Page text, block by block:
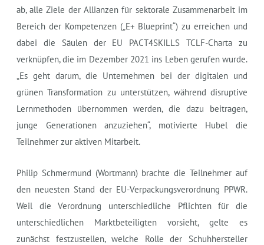
ab, alle Ziele der Allianzen für sektorale Zusammenarbeit im
Bereich der Kompetenzen („E+ Blueprint“) zu erreichen und
dabei die Säulen der EU PACT4SKILLS TCLF-Charta zu
verknüpfen, die im Dezember 2021 ins Leben gerufen wurde.
„Es geht darum, die Unternehmen bei der digitalen und
grünen Transformation zu unterstützen, während disruptive
Lernmethoden übernommen werden, die dazu beitragen,
junge Generationen anzuziehen“, motivierte Hubel die
Teilnehmer zur aktiven Mitarbeit.
Philip Schmermund (Wortmann) brachte die Teilnehmer auf
den neuesten Stand der EU-Verpackungsverordnung PPWR.
Weil die Verordnung unterschiedliche Pflichten für die
unterschiedlichen Marktbeteiligten vorsieht, gelte es
zunächst festzustellen, welche Rolle der Schuhhersteller